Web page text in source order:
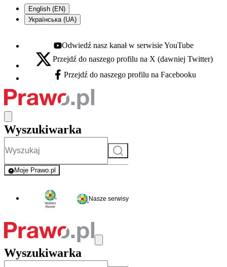
English (EN)
Українська (UA)
Youtube - otwiera się w nowej karcie
Odwiedź nasz kanał w serwisie YouTube
X - otwiera się w nowej karcie
Przejdź do naszego profilu na X (dawniej Twitter)
Facebook - otwiera się w nowej karcie
Przejdź do naszego profilu na Facebooku
Wyszukiwarka
Szukaj
Moje Prawo.pl
- rejestracja i logowanie do serwisu
Nasze serwisy
Wyszukiwarka